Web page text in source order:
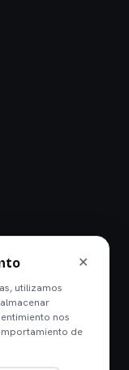
✕
utilizamos
nos
de